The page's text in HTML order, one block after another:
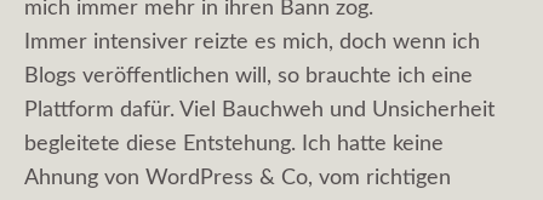
mich immer mehr in ihren Bann zog.
Immer intensiver reizte es mich, doch wenn ich
Blogs veröffentlichen will, so brauchte ich eine
Plattform dafür. Viel Bauchweh und Unsicherheit
begleitete diese Entstehung. Ich hatte keine
Ahnung von WordPress & Co, vom richtigen